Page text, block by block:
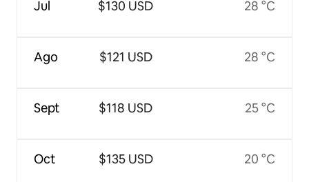
Jul
Ago
Sept
Oct
$130 USD
$121 USD
$118 USD
$135 USD
28 °C
28 °C
25 °C
20 °C